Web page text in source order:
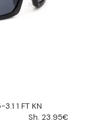
1 FT KN
Sh. 23.95€